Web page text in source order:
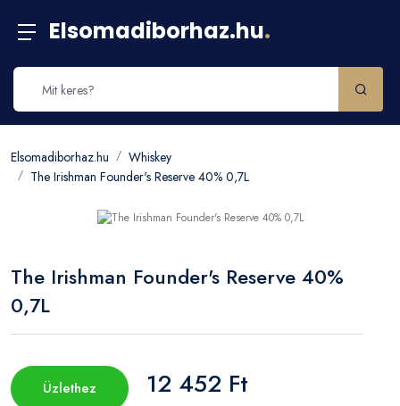
Elsomadiborhaz.hu.
Elsomadiborhaz.hu
Whiskey
The Irishman Founder's Reserve 40% 0,7L
The Irishman Founder's Reserve 40%
0,7L
Üzlethez 12 452 Ft